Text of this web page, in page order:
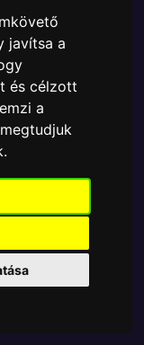
javítsa a
és célzott
a
terméke a
Eddie
csomagolásban